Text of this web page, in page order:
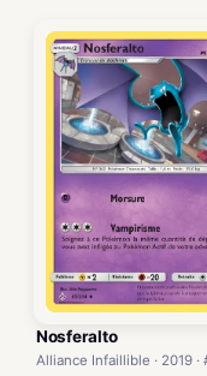
Nosferalto
Alliance Infaillible · 2019 ·